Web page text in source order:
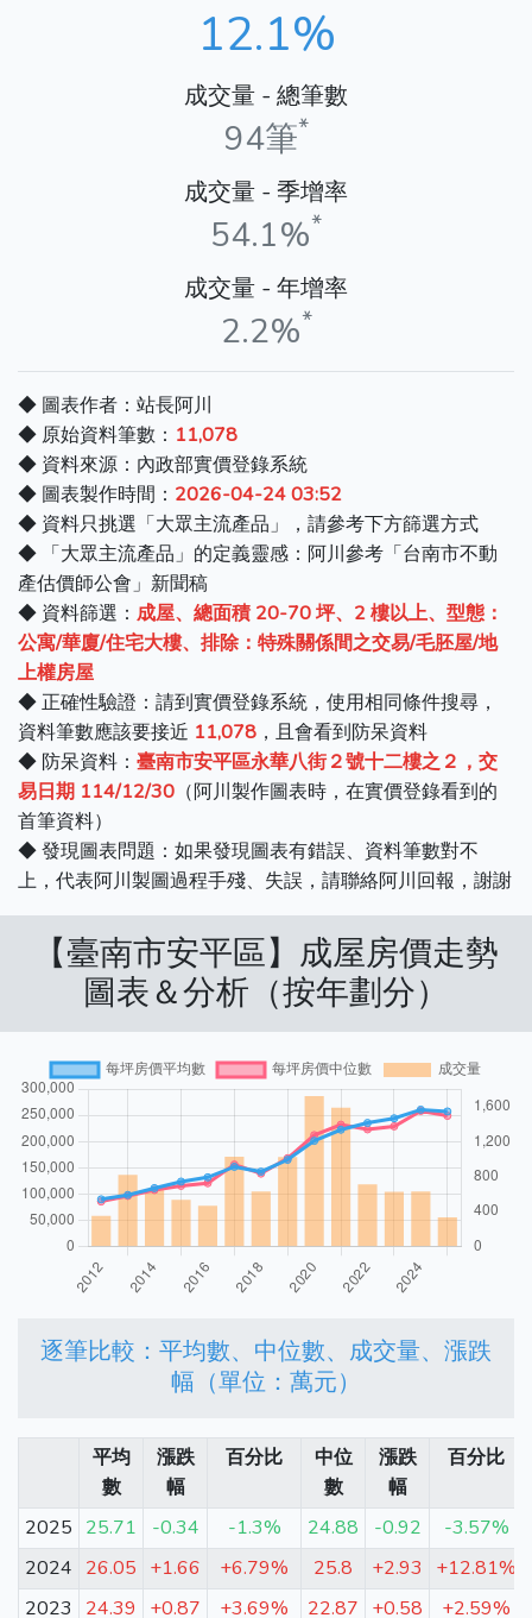
12.1%
成交量 - 總筆數
94筆*
成交量 - 季增率
54.1%*
成交量 - 年增率
2.2%*
◆ 圖表作者：站長阿川
◆ 原始資料筆數： 11,078
◆ 資料來源：內政部實價登錄系統
◆ 圖表製作時間： 2026-04-24 03:52
◆ 資料只挑選「大眾主流產品」，請參考下方篩選方式
◆ 「大眾主流產品」的定義靈感：阿川參考「台南市不動
產估價師公會」新聞稿
◆ 資料篩選： 成屋、總面積 20-70 坪、2 樓以上、型態：
公寓/華廈/住宅大樓、排除：特殊關係間之交易/毛胚屋/地
上權房屋
◆ 正確性驗證：請到實價登錄系統，使用相同條件搜尋，
資料筆數應該要接近 11,078 ，且會看到防呆資料
◆ 防呆資料： 臺南市安平區永華八街２號十二樓之２，交
易日期 114/12/30 （阿川製作圖表時，在實價登錄看到的
首筆資料）
◆ 發現圖表問題：如果發現圖表有錯誤、資料筆數對不
上，代表阿川製圖過程手殘、失誤，請聯絡阿川回報，謝謝
【臺南市安平區】成屋房價走勢
圖表＆分析（按年劃分）
逐筆比較：平均數、中位數、成交量、漲跌
幅（單位：萬元）
平均
數
漲跌
幅
百分比
中位
數
漲跌
幅
百分比
2025 25.71 -0.34 -1.3% 24.88 -0.92
-3.57%
2024 26.05 +1.66 +6.79% 25.8 +2.93
+12.81%
2023
24.39 +0.87 +3.69% 22.87 +0.58 +2.59%